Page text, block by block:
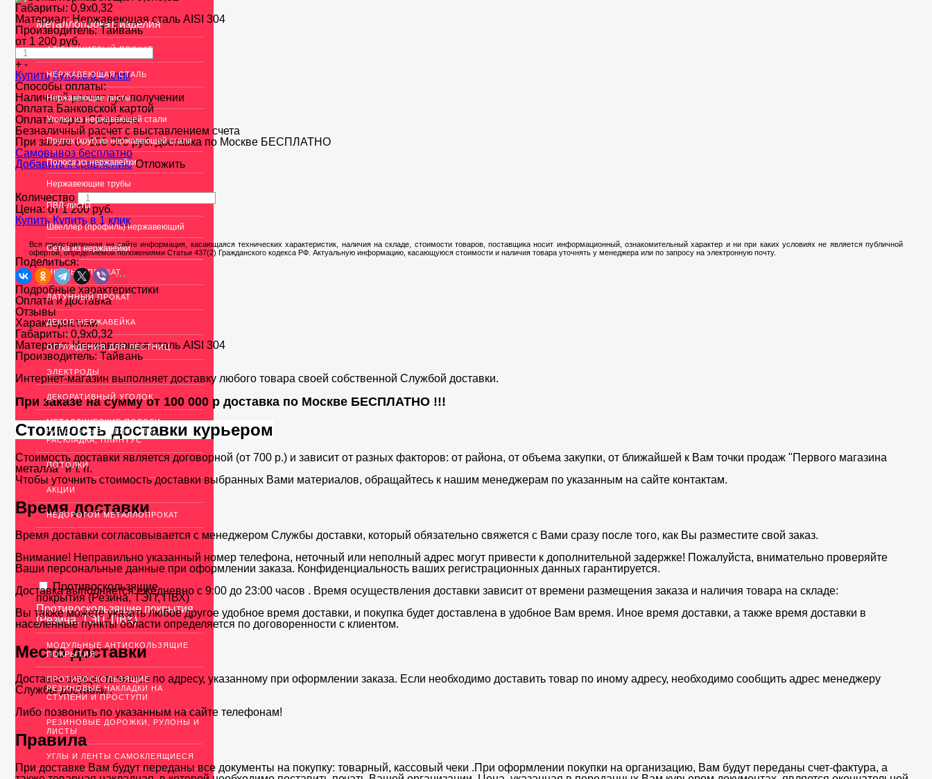
Металлопрокат, изделия
АЛЮМИНИЕВЫЙ ПРОКАТ
НЕРЖАВЕЮЩАЯ СТАЛЬ
Нержавеющие листы
Уголки из нержавеющей стали
Пруток (круг) из нержавеющей стали
Полоса из нержавейки
Нержавеющие трубы
ПВЛ-листы
Швеллер (профиль) нержавеющий
Сетка из нержавейки
МЕДНЫЙ ПРОКАТ
ЛАТУННЫЙ ПРОКАТ
ДЕКОР НЕРЖАВЕЙКА
ОГРАЖДЕНИЯ ДЛЯ ЛЕСТНИЦ
ЭЛЕКТРОДЫ
ДЕКОРАТИВНЫЙ УГОЛОК
МЕТАЛЛИЧЕСКИЕ ПОРОГИ
НАПОЛЬНЫЕ (ДЛЯ ПОЛА),
РАСКЛАДКА, ПЛИНТУС
ПОТОЛКИ
АКЦИИ
НЕДОРОГОЙ МЕТАЛЛОПРОКАТ
Противоскользящие
покрытия (Резина, ТЭП, ПВХ)
Противоскользящие покрытия
(Резина, ТЭП, ПВХ)
МОДУЛЬНЫЕ АНТИСКОЛЬЗЯЩИЕ
ПОКРЫТИЯ
ПРОТИВОСКОЛЬЗЯЩИЕ
РЕЗИНОВЫЕ НАКЛАДКИ НА
СТУПЕНИ И ПРОСТУПИ
РЕЗИНОВЫЕ ДОРОЖКИ, РУЛОНЫ И
ЛИСТЫ
УГЛЫ И ЛЕНТЫ САМОКЛЕЯЩИЕСЯ
Габариты: 0,9x0,32
Материал:Нержавеющая сталь AISI 304
Производитель:Тайвань
от 1 200руб.
+ -
Купить Купить в 1 клик
Способы оплаты:
Наличный расчет при получении
Оплата Банковской картой
Оплата через Сбербанк
Безналичный расчет с выставлением счета
При заказе от 100 000 руб. доставка по Москве БЕСПЛАТНО
Cамовывоз бесплатно
Добавить к сравнению Отложить
Количество
Цена: от1 200руб.
Купить Купить в 1 клик
Вся представленная на сайте информация, касающаяся технических характеристик, наличия на складе, стоимости товаров, поставщика носит информационный, ознакомительный характер и ни при каких условиях не является публичной
офертой, определяемой положениями Статьи 437(2) Гражданского кодекса РФ. Актуальную информацию, касающуюся стоимости и наличия товара уточнять у менеджера или по запросу на электронную почту.
Поделиться:
Подробные характеристики
Оплата и доставка
Отзывы
Характеристики
Габариты:0,9x0,32
Материал:Нержавеющая сталь AISI 304
Производитель: Тайвань
Интернет-магазин выполняет доставку любого товара своей собственной Службой доставки.
При заказе на сумму от 100 000 р доставка по Москве БЕСПЛАТНО !!!
Стоимость доставки курьером
Стоимость доставки является договорной (от 700 р.) и зависит от разных факторов: от района, от объема закупки, от ближайшей к Вам точки продаж "Первого магазина
металла" и т. п.
Чтобы уточнить стоимость доставки выбранных Вами материалов, обращайтесь к нашим менеджерам по указанным на сайте контактам.
Время доставки
Время доставки согласовывается с менеджером Службы доставки, который обязательно свяжется с Вами сразу после того, как Вы разместите свой заказ.
Внимание! Неправильно указанный номер телефона, неточный или неполный адрес могут привести к дополнительной задержке! Пожалуйста, внимательно проверяйте
Ваши персональные данные при оформлении заказа. Конфиденциальность ваших регистрационных данных гарантируется.
Доставка выполняется ежедневно с 9:00 до 23:00 часов . Время осуществления доставки зависит от времени размещения заказа и наличия товара на складе:
Вы также можете указать любое другое удобное время доставки, и покупка будет доставлена в удобное Вам время. Иное время доставки, а также время доставки в
населенные пункты области определяется по договоренности с клиентом.
Место доставки
Доставка осуществляется по адресу, указанному при оформлении заказа. Если необходимо доставить товар по иному адресу, необходимо сообщить адрес менеджеру
Службы доставки .
Либо позвонить по указанным на сайте телефонам!
Правила
При доставке Вам будут переданы все документы на покупку: товарный, кассовый чеки .При оформлении покупки на организацию, Вам будут переданы счет-фактура, а